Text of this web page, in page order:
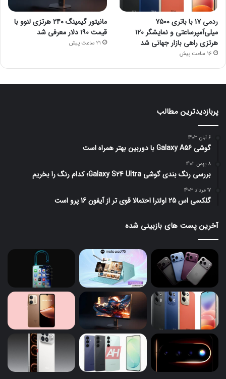
ردمی ۱۷ با باتری ۷۵۰۰
میلی‌آمپرساعتی و نمایشگر ۱۲۰
هرتزی راهی بازار جهانی شد
16 ساعت پیش
مانیتور گیمینگ ۲۴۰ هرتزی لنوو با
قیمت ۱۹۰ دلار معرفی شد
21 ساعت پیش
پربازدیدترین مطالب
6 آبان 1403
گوشی Galaxy A56 با دوربین بهتر همراه است
8 بهمن 1402
بررسی رنگ بندی گوشی Galaxy S24 Ultra؛ کدام رنگ را بخریم
17 مرداد 1403
گلکسی اس 25 اولترا احتمالا قوی تر از آیفون 16 پرو است
آخرین پست های بازبینی شده